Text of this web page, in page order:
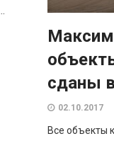
сданы
02.10.2017
Все объекты